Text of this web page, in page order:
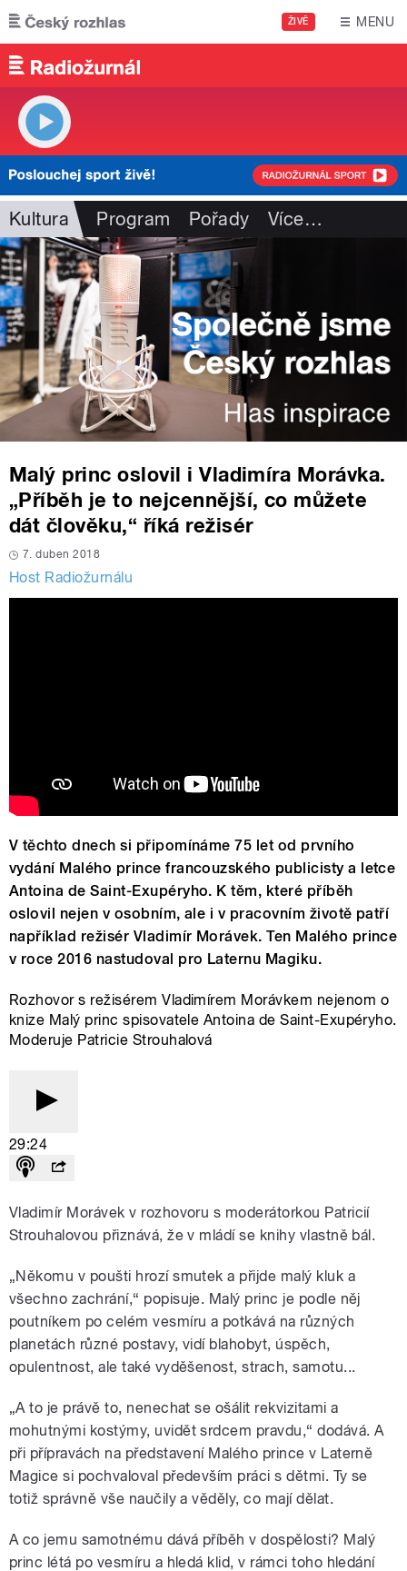
Přejít k hlavnímu obsahu
ŽIVĚ MENU
Kultura Program Pořady Více…
Malý princ oslovil i Vladimíra Morávka.
„Příběh je to nejcennější, co můžete
dát člověku,“ říká režisér
7. duben 2018
Host Radiožurnálu
V těchto dnech si připomínáme 75 let od prvního
vydání Malého prince francouzského publicisty a letce
Antoina de Saint-Exupéryho. K těm, které příběh
oslovil nejen v osobním, ale i v pracovním životě patří
například režisér Vladimír Morávek. Ten Malého prince
v roce 2016 nastudoval pro Laternu Magiku.
Rozhovor s režisérem Vladimírem Morávkem nejenom o
knize Malý princ spisovatele Antoina de Saint-Exupéryho.
Moderuje Patricie Strouhalová
29:24
Vladimír Morávek v rozhovoru s moderátorkou Patricií
Strouhalovou přiznává, že v mládí se knihy vlastně bál.
„Někomu v poušti hrozí smutek a přijde malý kluk a
všechno zachrání,“ popisuje. Malý princ je podle něj
poutníkem po celém vesmíru a potkává na různých
planetách různé postavy, vidí blahobyt, úspěch,
opulentnost, ale také vyděšenost, strach, samotu...
„A to je právě to, nenechat se ošálit rekvizitami a
mohutnými kostýmy, uvidět srdcem pravdu,“ dodává. A
při přípravách na představení Malého prince v Laterně
Magice si pochvaloval především práci s dětmi. Ty se
totiž správně vše naučily a věděly, co mají dělat.
A co jemu samotnému dává příběh v dospělosti? Malý
princ létá po vesmíru a hledá klid, v rámci toho hledání